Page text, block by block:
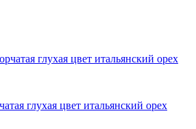
глухая цвет итальянский орех